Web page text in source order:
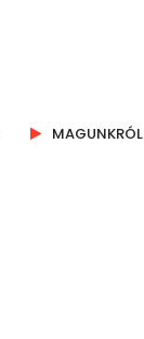
MAGUNKRÓL